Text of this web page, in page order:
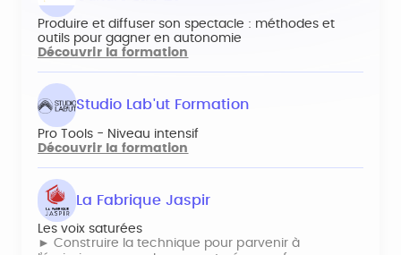
Produire et diffuser son spectacle : méthodes et
outils pour gagner en autonomie
Découvrir la formation
Studio Lab'ut Formation
Pro Tools - Niveau intensif
Découvrir la formation
La Fabrique Jaspir
Les voix saturées
► Construire la technique pour parvenir à